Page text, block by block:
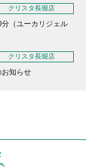
クリスタ長堀店
分（ユーカリジェル
クリスタ長堀店
お知らせ